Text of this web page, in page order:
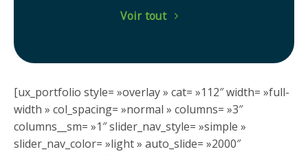
Voir tout
[ux_portfolio style= »overlay » cat= »112″ width= »full-
width » col_spacing= »normal » columns= »3″
columns__sm= »1″ slider_nav_style= »simple »
slider_nav_color= »light » auto_slide= »2000″